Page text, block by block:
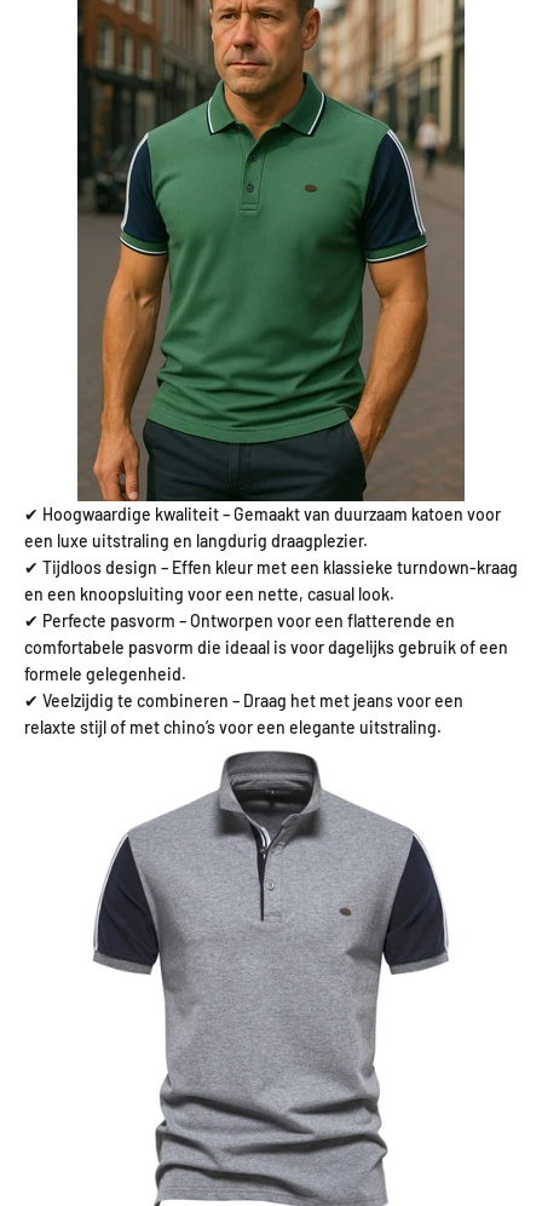
✔ Hoogwaardige kwaliteit – Gemaakt van duurzaam katoen voor
een luxe uitstraling en langdurig draagplezier.
✔ Tijdloos design – Effen kleur met een klassieke turndown-kraag
en een knoopsluiting voor een nette, casual look.
✔ Perfecte pasvorm – Ontworpen voor een flatterende en
comfortabele pasvorm die ideaal is voor dagelijks gebruik of een
formele gelegenheid.
✔ Veelzijdig te combineren – Draag het met jeans voor een
relaxte stijl of met chino’s voor een elegante uitstraling.